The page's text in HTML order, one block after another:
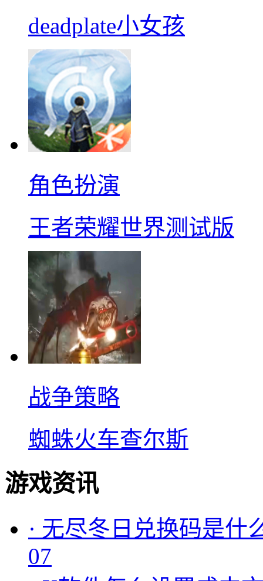
deadplate小女孩
角色扮演
王者荣耀世界测试版
战争策略
蜘蛛火车查尔斯
游戏资讯
· 无尽冬日兑换码是什
07